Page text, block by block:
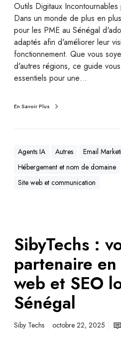
Outils Digitaux
Dans un monde de plus en
pour les PME au Sénégal
adaptés afin d'améliorer leur
fonctionnement. Que vous
d'autres régions, ce guide
essentiels pour une…
En Savoir Plus
Agents IA Autres
Email
Hébergement et nom de domaine
Site web et communication
SibyTechs :
partenaire
web et SEO
Sénégal
Siby Techs octobre 22, 2025